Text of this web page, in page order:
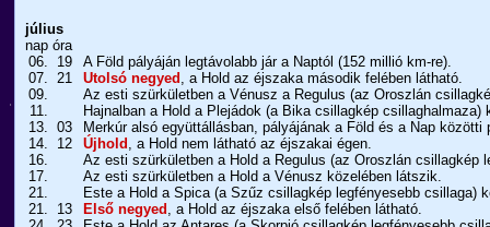
július
nap óra
06.
19
A Föld pályáján legtávolabb jár a Naptól (152 millió km-re).
07.
21 Utolsó negyed , a Hold az éjszaka második felében látható.
09.
Az esti szürkületben a Vénusz a Regulus (az Oroszlán
11.
Hajnalban a Hold a Plejádok (a Bika csillagkép csillaghalmaza)
13.
03
Merkúr alsó együttállásban, pályájának a Föld és a Nap közötti
14.
12 Újhold , a Hold nem látható az éjszakai égen.
16.
Az esti szürkületben a Hold a Regulus (az Oroszlán csillagkép
17.
Az esti szürkületben a Hold a Vénusz közelében látszik.
21.
Este a Hold a Spica (a Szűz csillagkép legfényesebb csillaga)
21.
13 Első negyed , a Hold az éjszaka első felében látható.